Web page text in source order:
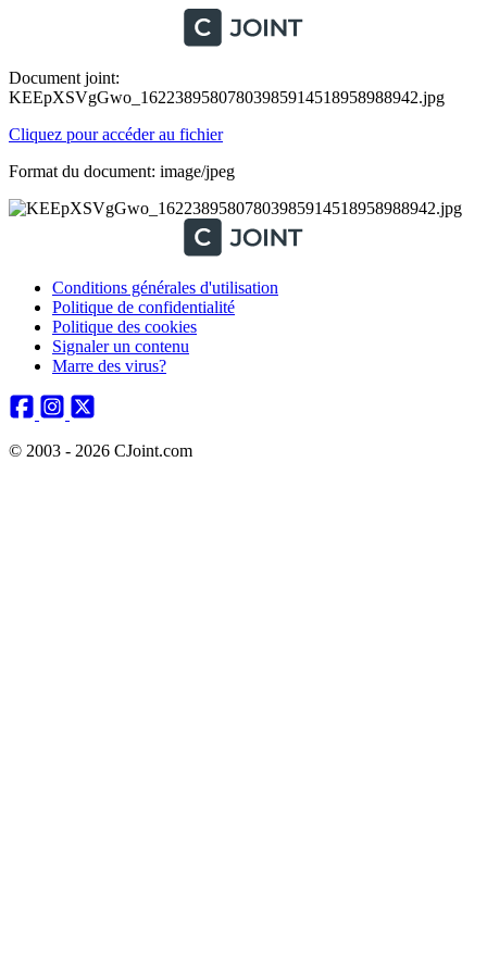
Document joint:
KEEpXSVgGwo_16223895807803985914518958988942.jpg
Cliquez pour accéder au fichier
Format du document: image/jpeg
Conditions générales d'utilisation
Politique de confidentialité
Politique des cookies
Signaler un contenu
Marre des virus?
© 2003 - 2026 CJoint.com